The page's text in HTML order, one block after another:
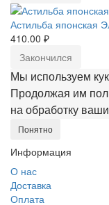
Астильба японская
410.00 ₽
Закончился
Мы используем
Продолжая им
на обработку
Понятно
Информация
О нас
Доставка
Оплата